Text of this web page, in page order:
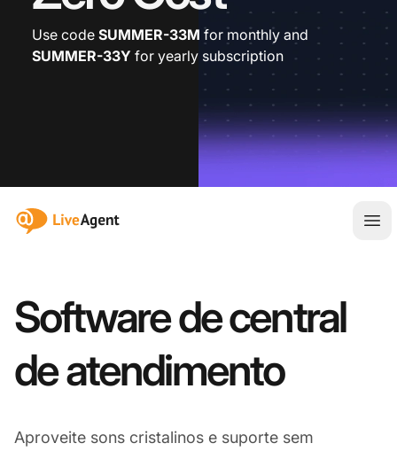
Use code SUMMER-33M for monthly and
SUMMER-33Y for yearly subscription
:site.title
Software de central
de atendimento
Aproveite sons cristalinos e suporte sem